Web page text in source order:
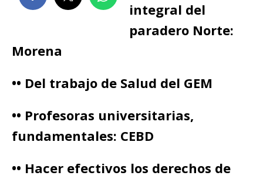
integral del
paradero Norte:
Morena
•• Del trabajo de Salud del GEM
•• Profesoras universitarias,
fundamentales: CEBD
•• Hacer efectivos los derechos de